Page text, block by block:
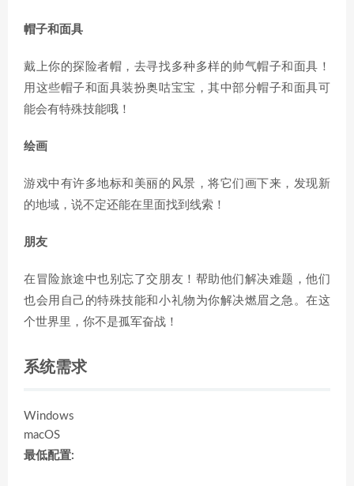
帽子和面具
戴上你的探险者帽，去寻找多种多样的帅气帽子和面具！
用这些帽子和面具装扮奥咕宝宝，其中部分帽子和面具可
能会有特殊技能哦！
绘画
游戏中有许多地标和美丽的风景，将它们画下来，发现新
的地域，说不定还能在里面找到线索！
朋友
在冒险旅途中也别忘了交朋友！帮助他们解决难题，他们
也会用自己的特殊技能和小礼物为你解决燃眉之急。在这
个世界里，你不是孤军奋战！
系统需求
Windows
macOS
最低配置: